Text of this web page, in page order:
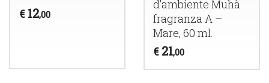
€ 12,00
d’ambiente Muhà
fragranza A –
Mare, 60 ml.
€ 21,00